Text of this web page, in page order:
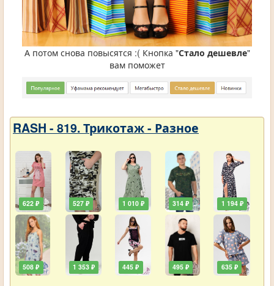
А потом снова повысятся :( Кнопка "Стало дешевле"
вам поможет
RASH - 819. Трикотаж - Разное
622 ₽
508 ₽
527 ₽
1 353 ₽
1 010 ₽
445 ₽
314 ₽
495 ₽
1 194 ₽
635 ₽